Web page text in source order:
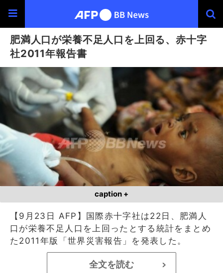
肥満人口が栄養不足人口を上回る、赤十字
社2011年報告書
caption +
【9月23日 AFP】国際赤十字社は22日、肥満人
口が栄養不足人口を上回ったとする統計をまとめ
た2011年版「世界災害報告」を発表した。
全文を読む >